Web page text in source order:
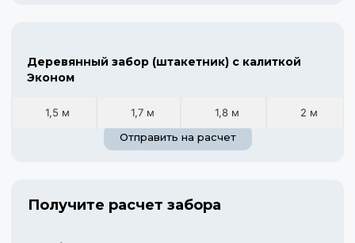
Деревянный забор (штакетник) с калиткой
Эконом
1,5 м 1,7 м 1,8 м
2 м
Отправить на расчет
Получите расчет забора